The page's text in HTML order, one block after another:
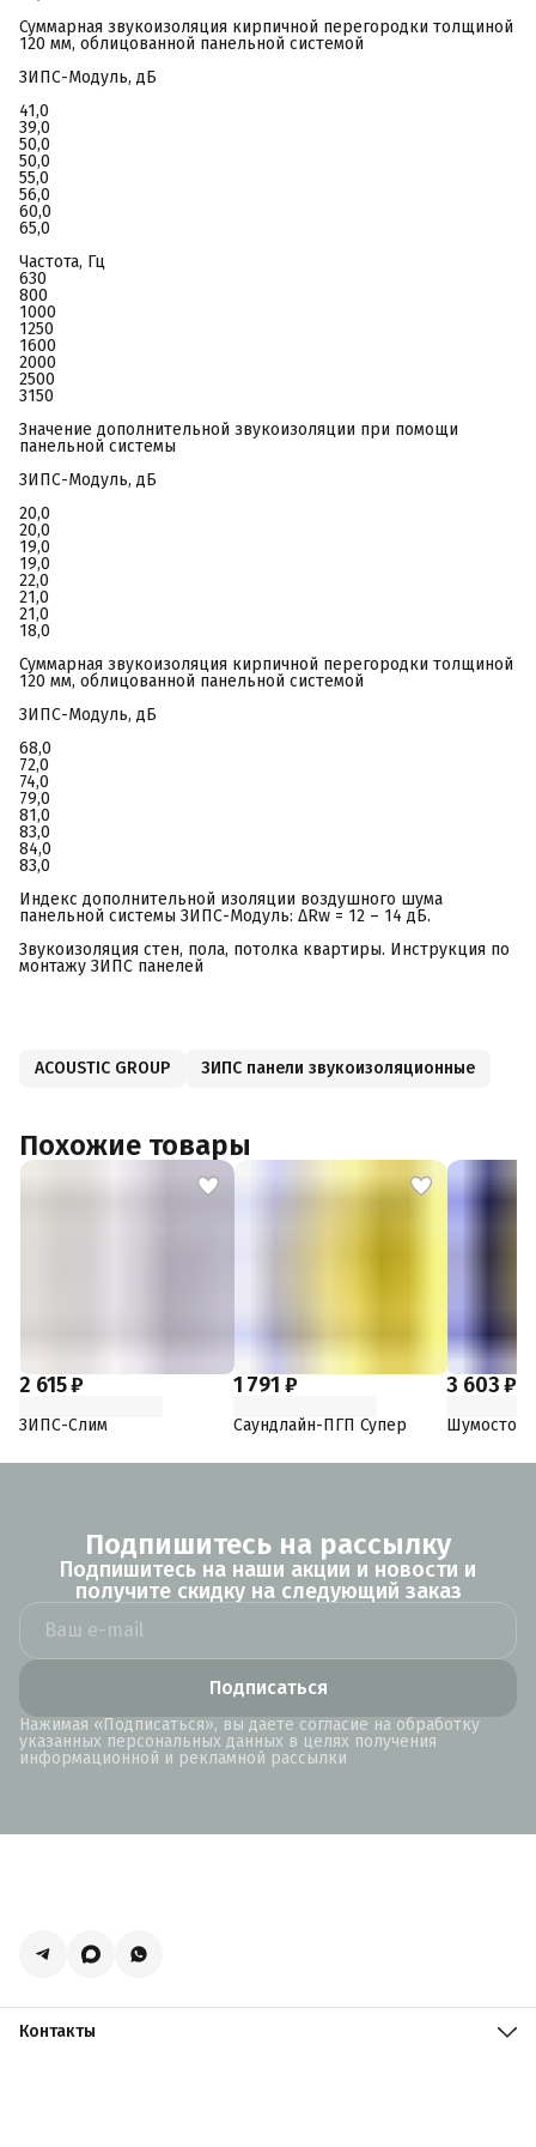
Суммарная звукоизоляция кирпичной перегородки толщиной
120 мм, облицованной панельной системой
ЗИПС-Модуль, дБ
41,0
39,0
50,0
50,0
55,0
56,0
60,0
65,0
Частота, Гц
630
800
1000
1250
1600
2000
2500
3150
Значение дополнительной звукоизоляции при помощи
панельной системы
ЗИПС-Модуль, дБ
20,0
20,0
19,0
19,0
22,0
21,0
21,0
18,0
Суммарная звукоизоляция кирпичной перегородки толщиной
120 мм, облицованной панельной системой
ЗИПС-Модуль, дБ
68,0
72,0
74,0
79,0
81,0
83,0
84,0
83,0
Индекс дополнительной изоляции воздушного шума
панельной системы ЗИПС-Модуль: ΔRw = 12 – 14 дБ.
Звукоизоляция стен, пола, потолка квартиры. Инструкция по
монтажу ЗИПС панелей
ACOUSTIC GROUP ЗИПС панели звукоизоляционные
Похожие товары
2 615 ₽
ЗИПС-Cлим
1 791 ₽
Саундлайн-ПГП Супер
3 603 ₽
Шумостоп-
Подпишитесь на рассылку
Подпишитесь на наши акции и новости и
получите скидку на следующий заказ
Подписаться
Нажимая «Подписаться», вы даете согласие на обработку
указанных персональных данных в целях получения
информационной и рекламной рассылки
Контакты